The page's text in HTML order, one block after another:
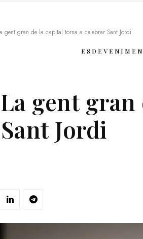
gent gran de la capital torna a celebrar Sant Jordi
gent
Jordi